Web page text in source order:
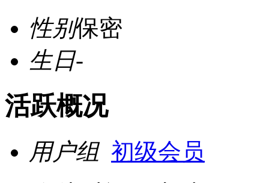
性别保密
生日-
活跃概况
用户组 初级会员